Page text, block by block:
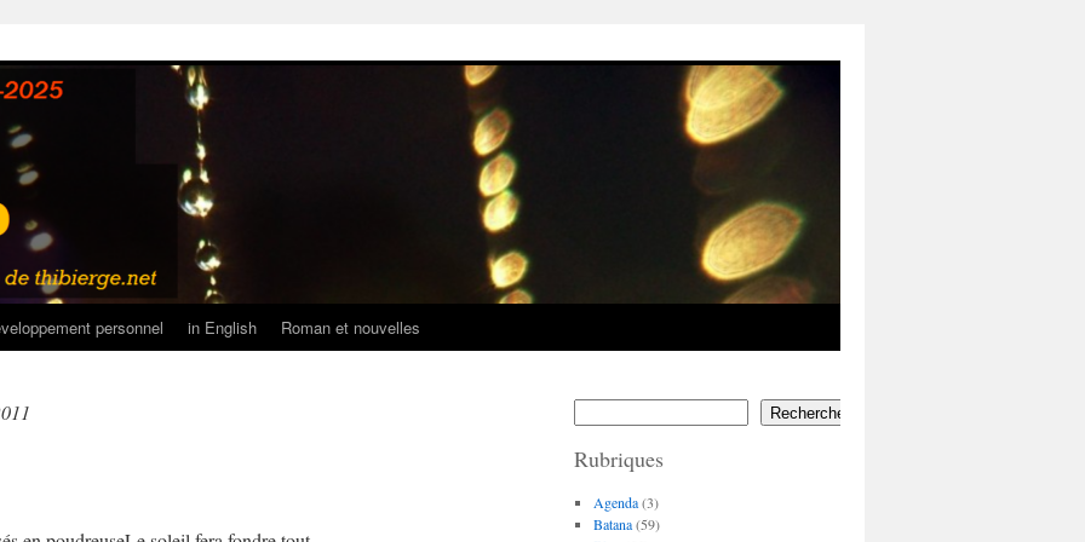
personnel in English Roman et nouvelles
Rechercher
Rubriques
Agenda(3)
Batana(59)